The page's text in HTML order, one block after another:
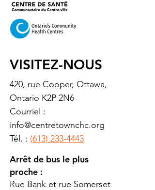
VISITEZ-NOUS
420, rue Cooper, Ottawa,
Ontario K2P 2N6
Courriel :
info@centretownchc.org
Tél. : (613) 233-4443
Arrêt de bus le plus
proche :
Rue Bank et rue Somerset